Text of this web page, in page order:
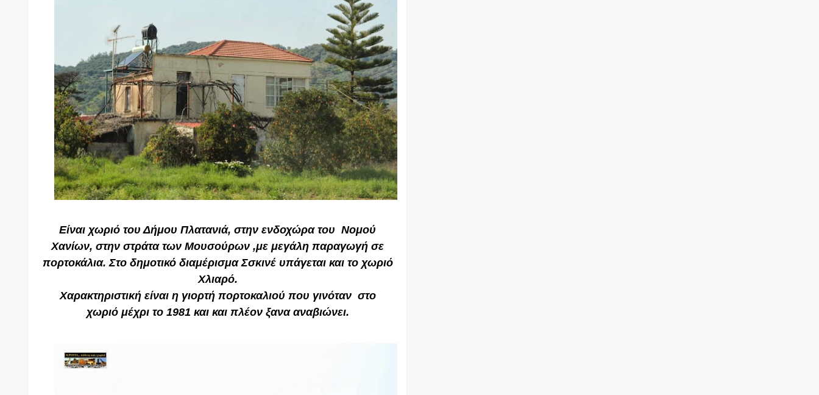
Είναι χωριό του Δήμου Πλατανιά, στην ενδοχώρα του Νομού
Χανίων, στην στράτα των Μουσούρων ,με μεγάλη παραγωγή σε
πορτοκάλια. Στο δημοτικό διαμέρισμα Σσκινέ υπάγεται και το χωριό
Χλιαρό.
Χαρακτηριστική είναι η γιορτή πορτοκαλιού που γινόταν στο
χωριόμέχρι το 1981 και και πλέον ξανα αναβιώνει.